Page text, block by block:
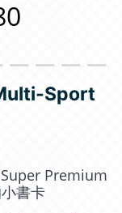
Sport
Premium
書卡